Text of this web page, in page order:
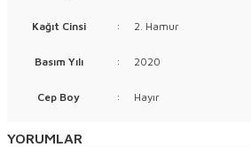
Kağıt Cinsi : 2. Hamur
Basım Yılı : 2020
Cep Boy : Hayır
YORUMLAR